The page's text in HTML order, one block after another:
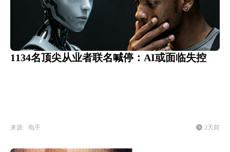
1134名顶尖从业者联名喊停：AI或面临失控
来源: 电手 2天前